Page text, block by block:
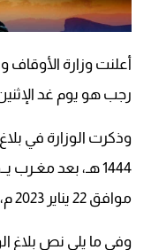
أعلنت وزارة
رجب هو يوم غد الإثنين 23 يناير
وذكرت الوزارة في
موافق 22 يناير 2023 م، فثبتت لديها رؤية الهلال ثبوتا شرعيا.
وفي ما يلي نص بلاغ